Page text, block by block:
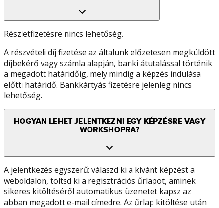
Részletfizetésre nincs lehetőség.
A részvételi díj fizetése az általunk előzetesen megküldött
díjbekérő vagy számla alapján, banki átutalással történik
a megadott határidőig, mely mindig a képzés indulása
előtti határidő. Bankkártyás fizetésre jelenleg nincs
lehetőség.
HOGYAN LEHET JELENTKEZNI EGY KÉPZÉSRE VAGY
WORKSHOPRA?
A jelentkezés egyszerű: válaszd ki a kívánt képzést a
weboldalon, töltsd ki a regisztrációs űrlapot, aminek
sikeres kitöltéséről automatikus üzenetet kapsz az
abban megadott e-mail címedre. Az űrlap kitöltése után